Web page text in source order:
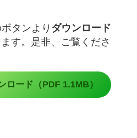
タンより ダウンロード
ます。是非、ご覧くださ
ロード（PDF 1.1MB）